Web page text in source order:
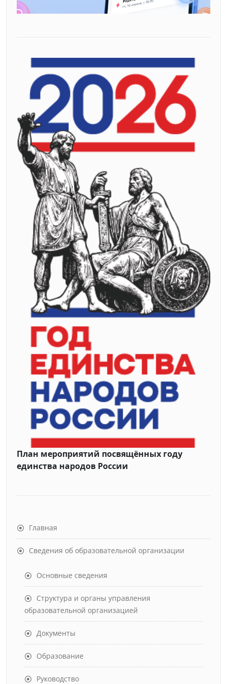
План мероприятий посвящённых году
единства народов России
Главная
Сведения об образовательной организации
Основные сведения
Структура и органы управления
образовательной организацией
Документы
Образование
Руководство